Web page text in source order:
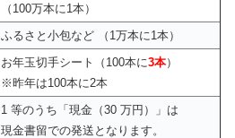
（100万本に1本）
ふるさと小包など （1万本に1本）
お年玉切手シート（100本に3本）
※昨年は100本に2本
1 等のうち「現金（30 万円）」は
現金書留での発送となります。